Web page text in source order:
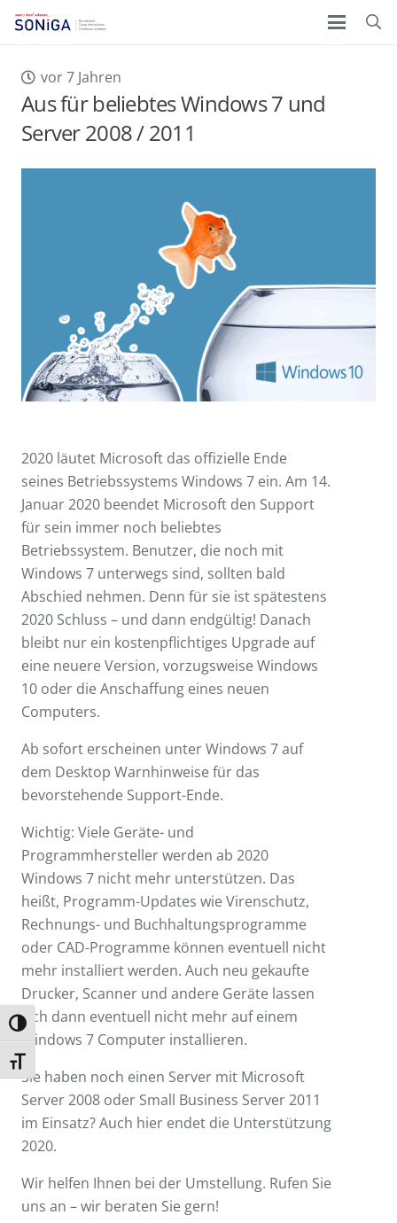
Umschalten auf hohe Kontraste
Schrift vergrößern
vor 7 Jahren
Aus für beliebtes Windows 7 und
Server 2008 / 2011
2020 läutet Microsoft das offizielle Ende
seines Betriebssystems Windows 7 ein. Am 14.
Januar 2020 beendet Microsoft den Support
für sein immer noch beliebtes
Betriebssystem. Benutzer, die noch mit
Windows 7 unterwegs sind, sollten bald
Abschied nehmen. Denn für sie ist spätestens
2020 Schluss – und dann endgültig! Danach
bleibt nur ein kostenpflichtiges Upgrade auf
eine neuere Version, vorzugsweise Windows
10 oder die Anschaffung eines neuen
Computers.
Ab sofort erscheinen unter Windows 7 auf
dem Desktop Warnhinweise für das
bevorstehende Support-Ende.
Wichtig: Viele Geräte- und
Programmhersteller werden ab 2020
Windows 7 nicht mehr unterstützen. Das
heißt, Programm-Updates wie Virenschutz,
Rechnungs- und Buchhaltungsprogramme
oder CAD-Programme können eventuell nicht
mehr installiert werden. Auch neu gekaufte
Drucker, Scanner und andere Geräte lassen
sich dann eventuell nicht mehr auf einem
Windows 7 Computer installieren.
Sie haben noch einen Server mit Microsoft
Server 2008 oder Small Business Server 2011
im Einsatz? Auch hier endet die Unterstützung
2020.
Wir helfen Ihnen bei der Umstellung. Rufen Sie
uns an – wir beraten Sie gern!